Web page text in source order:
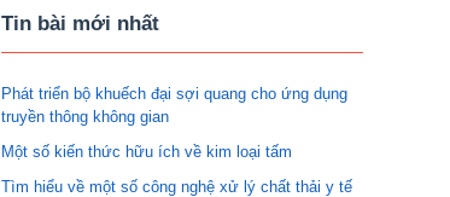
Tin bài mới nhất
Phát triển bộ khuếch đại sợi quang cho ứng dụng
truyền thông không gian
Một số kiến thức hữu ích về kim loại tấm
Tìm hiểu về một số công nghệ xử lý chất thải y tế